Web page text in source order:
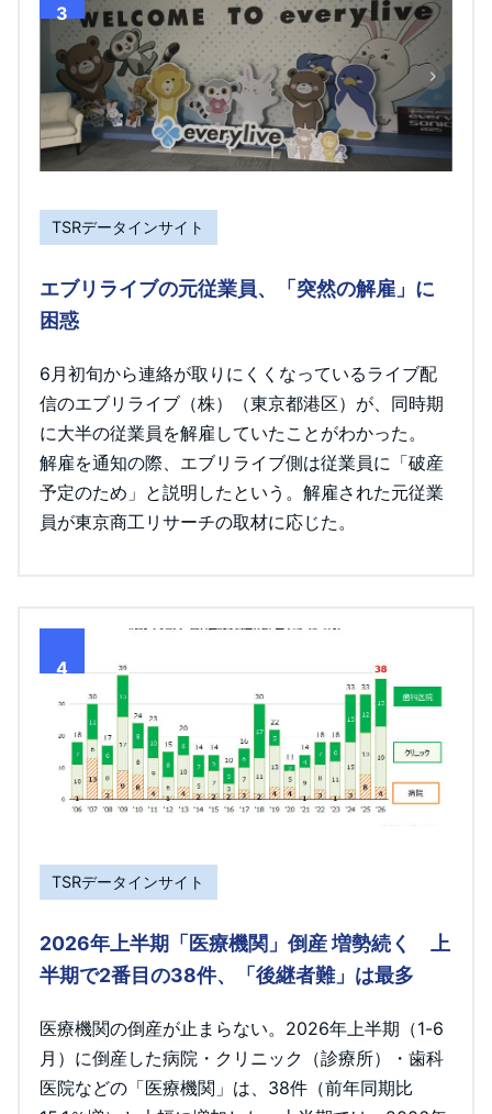
3
TSRデータインサイト
エブリライブの元従業員、「突然の解雇」に
困惑
6月初旬から連絡が取りにくくなっているライブ配
信のエブリライブ（株）（東京都港区）が、同時期
に大半の従業員を解雇していたことがわかった。
解雇を通知の際、エブリライブ側は従業員に「破産
予定のため」と説明したという。解雇された元従業
員が東京商工リサーチの取材に応じた。
4
TSRデータインサイト
2026年上半期「医療機関」倒産 増勢続く 上
半期で2番目の38件、「後継者難」は最多
医療機関の倒産が止まらない。2026年上半期（1-6
月）に倒産した病院・クリニック（診療所）・歯科
医院などの「医療機関」は、38件（前年同期比